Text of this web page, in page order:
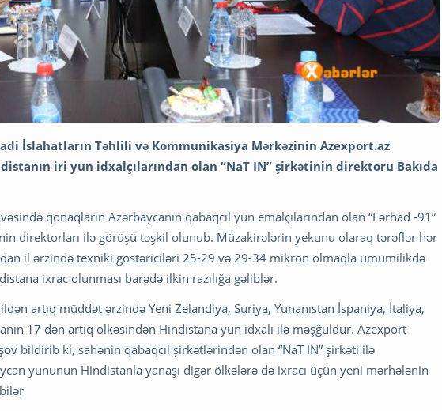
İslahatların Təhlili və Kommunikasiya Mərkəzinin Azexport.az
iri yun idxalçılarından olan “NaT IN” şirkətinin direktoru Bakıda
qonaqların Azərbaycanın qabaqcıl yun emalçılarından olan “Fərhad -91”
direktorları ilə görüşü təşkil olunub. Müzakirələrin yekunu olaraq tərəflər hər
il ərzində texniki göstəriciləri 25-29 və 29-34 mikron olmaqla ümumilikdə
ixrac olunması barədə ilkin razılığa gəliblər.
artıq müddət ərzində Yeni Zelandiya, Suriya, Yunanıstan İspaniya, İtaliya,
17 dən artıq ölkəsindən Hindistana yun idxalı ilə məşğuldur. Azexport
bildirib ki, sahənin qabaqcıl şirkətlərindən olan “NaT IN” şirkəti ilə
yununun Hindistanla yanaşı digər ölkələrə də ixracı üçün yeni mərhələnin